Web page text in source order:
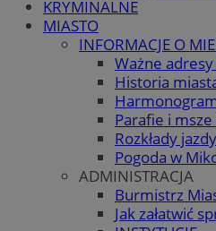
KRYMINALNE
MIASTO
INFORMACJE O
Ważne
Historia
Parafie i
Rozkłady
Pogoda w
ADMINISTRACJA
Burmistrz
Jak załatwić